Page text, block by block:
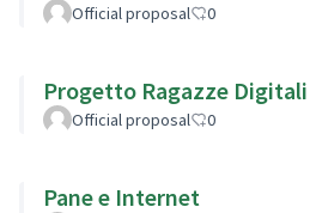
Official proposal 0
Progetto Ragazze Digitali
Official proposal 0
Pane e Internet